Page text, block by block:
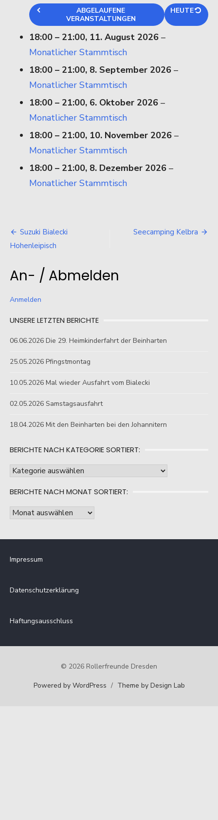
ABGELAUFENE
VERANSTALTUNGEN
HEUTE
18:00 – 21:00, 11. August 2026 –
Monatlicher Stammtisch
18:00 – 21:00, 8. September 2026 –
Monatlicher Stammtisch
18:00 – 21:00, 6. Oktober 2026 –
Monatlicher Stammtisch
18:00 – 21:00, 10. November 2026 –
Monatlicher Stammtisch
18:00 – 21:00, 8. Dezember 2026 –
Monatlicher Stammtisch
Beitragsnavigation
Suzuki Bialecki
Hohenleipisch
Seecamping Kelbra
An- / Abmelden
Anmelden
UNSERE LETZTEN BERICHTE
06.06.2026 Die 29. Heimkinderfahrt der Beinharten
25.05.2026 Pfingstmontag
10.05.2026 Mal wieder Ausfahrt vom Bialecki
02.05.2026 Samstagsausfahrt
18.04.2026 Mit den Beinharten bei den Johannitern
BERICHTE NACH KATEGORIE SORTIERT:
Berichte
Kategorie
sortiert:
BERICHTE NACH MONAT SORTIERT:
Berichte
Impressum
Datenschutzerklärung
Haftungsausschluss
© 2026 Rollerfreunde Dresden
Powered by WordPress / Theme by Design Lab